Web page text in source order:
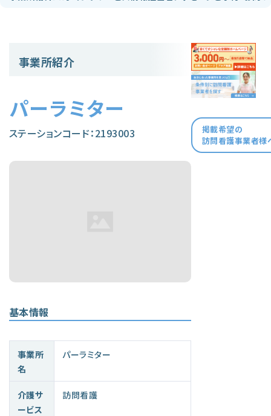
事業所紹介
パーラミター
ステーションコード：2193003
基本情報
事業所
名
パーラミター
介護サ
ービス
訪問看護
掲載希望の
訪問看護事業者様